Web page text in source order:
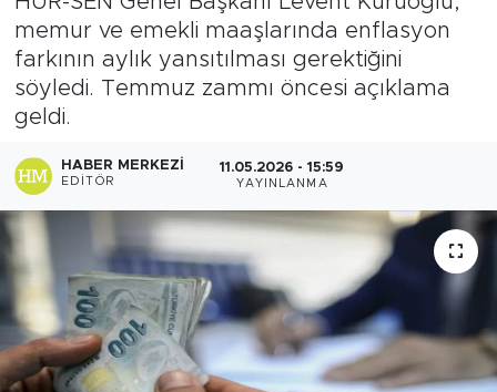
memur ve emekli maaşlarında enflasyon
farkının aylık yansıtılması gerektiğini
söyledi. Temmuz zammı öncesi açıklama
geldi.
HABER MERKEZI
EDITÖR
11.05.2026 - 15:59
YAYINLANMA
Sağlık
Sağlık Turizmi
Teknoloji
Son Dakika Haberleri
Haber Arşivi